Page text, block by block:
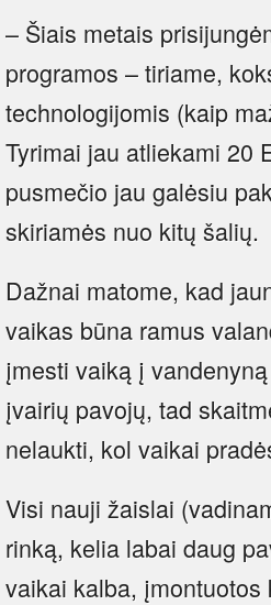
– Šiais metais
programos – tiriame,
technologijomis (kaip
Tyrimai jau atliekami 20
pusmečio jau galėsiu
skiriamės nuo kitų šalių.
Dažnai matome, kad
vaikas būna ramus
įmesti vaiką į
įvairių pavojų, tad
nelaukti, kol vaikai
Visi nauji žaislai
rinką, kelia labai daug
vaikai kalba,